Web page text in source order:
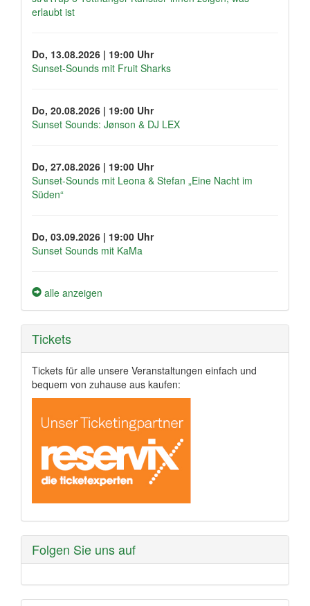
erlaubt ist
Do, 13.08.2026 | 19:00 Uhr
Sunset-Sounds mit Fruit Sharks
Do, 20.08.2026 | 19:00 Uhr
Sunset Sounds: Jønson & DJ LEX
Do, 27.08.2026 | 19:00 Uhr
Sunset-Sounds mit Leona & Stefan „Eine Nacht im
Süden“
Do, 03.09.2026 | 19:00 Uhr
Sunset Sounds mit KaMa
alle anzeigen
Tickets
Tickets für alle unsere Veranstaltungen einfach und
bequem von zuhause aus kaufen:
Folgen Sie uns auf